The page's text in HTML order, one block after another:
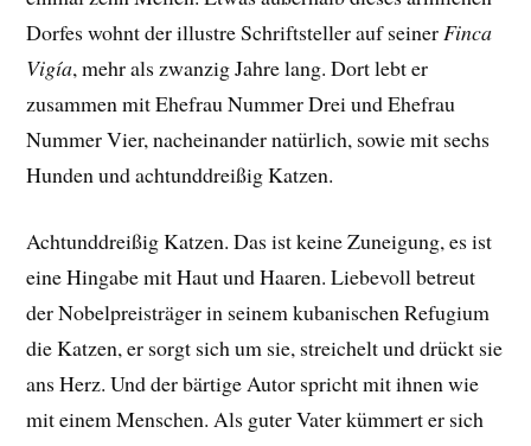
Dorfes wohnt der illustre Schriftsteller auf seiner Finca
Vigía, mehr als zwanzig Jahre lang. Dort lebt er
zusammen mit Ehefrau Nummer Drei und Ehefrau
Nummer Vier, nacheinander natürlich, sowie mit sechs
Hunden und achtunddreißig Katzen.
Achtunddreißig Katzen. Das ist keine Zuneigung, es ist
eine Hingabe mit Haut und Haaren. Liebevoll betreut
der Nobelpreisträger in seinem kubanischen Refugium
die Katzen, er sorgt sich um sie, streichelt und drückt sie
ans Herz. Und der bärtige Autor spricht mit ihnen wie
mit einem Menschen. Als guter Vater kümmert er sich